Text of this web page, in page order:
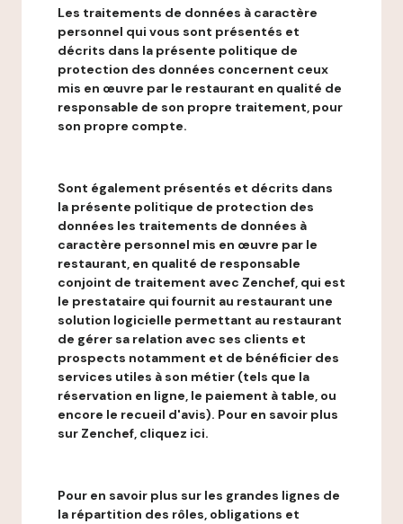
Les traitements de données à caractère
personnel qui vous sont présentés et
décrits dans la présente politique de
protection des données concernent ceux
mis en œuvre par le restaurant en qualité de
responsable de son propre traitement, pour
son propre compte.
Sont également présentés et décrits dans
la présente politique de protection des
données les traitements de données à
caractère personnel mis en œuvre par le
restaurant, en qualité de responsable
conjoint de traitement avec Zenchef, qui est
le prestataire qui fournit au restaurant une
solution logicielle permettant au restaurant
de gérer sa relation avec ses clients et
prospects notamment et de bénéficier des
services utiles à son métier (tels que la
réservation en ligne, le paiement à table, ou
encore le recueil d'avis). Pour en savoir plus
sur Zenchef, cliquez ici.
Pour en savoir plus sur les grandes lignes de
la répartition des rôles, obligations et